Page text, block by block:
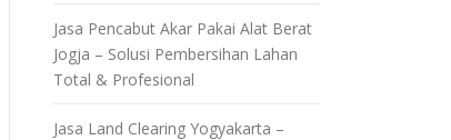
Jasa Pencabut Akar Pakai Alat Berat
Jogja – Solusi Pembersihan Lahan
Total & Profesional
Jasa Land Clearing Yogyakarta –